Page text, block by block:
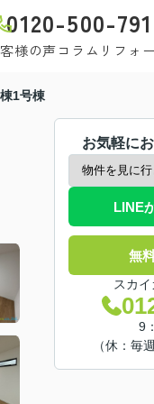
0120-500-791
様の声コラム リフォ
1号棟
お気軽に
LINE
無
スカ
9
（休：毎